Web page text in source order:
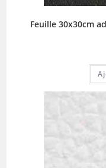
Feuille 30x30cm